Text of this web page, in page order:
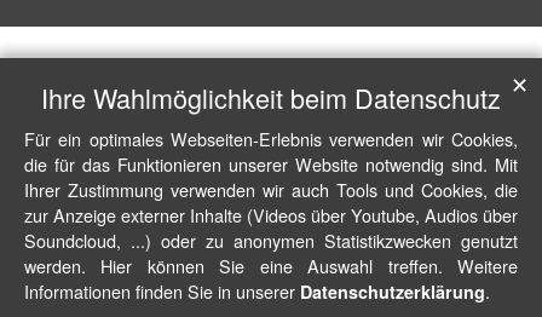
Ihre Wahlmöglichkeit beim Datenschutz
Für ein optimales Webseiten-Erlebnis verwenden wir Cookies,
die für das Funktionieren unserer Website notwendig sind. Mit
Ihrer Zustimmung verwenden wir auch Tools und Cookies, die
zur Anzeige externer Inhalte (Videos über Youtube, Audios über
Soundcloud, ...) oder zu anonymen Statistikzwecken genutzt
werden. Hier können Sie eine Auswahl treffen. Weitere
Informationen finden Sie in unserer Datenschutzerklärung.
✕